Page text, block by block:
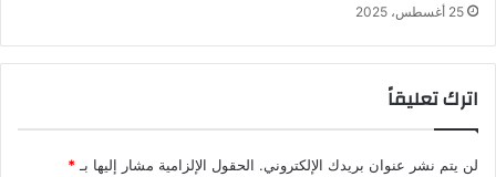
25 أغسطس، 2025
اترك تعليقاً
لن يتم نشر عنوان بريدك الإلكتروني. الحقول الإلزامية مشار إليها بـ *